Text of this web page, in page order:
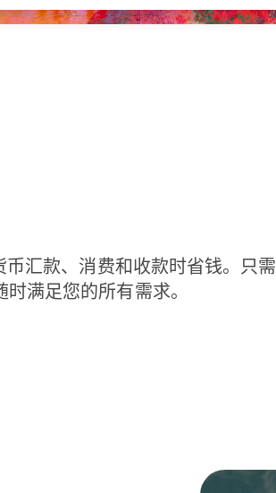
汇款、消费和收款时省钱。只需
满足您的所有需求。